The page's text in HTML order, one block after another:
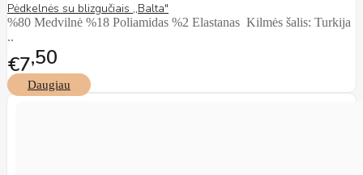
Pėdkelnės su blizgučiais ,,Balta"
%80 Medvilnė %18 Poliamidas %2 Elastanas Kilmės šalis: Turkija
..
€7 50
Daugiau